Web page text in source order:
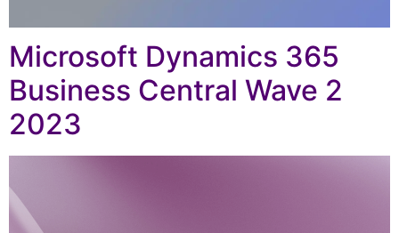
Microsoft Dynamics 365
Business Central Wave 2
2023